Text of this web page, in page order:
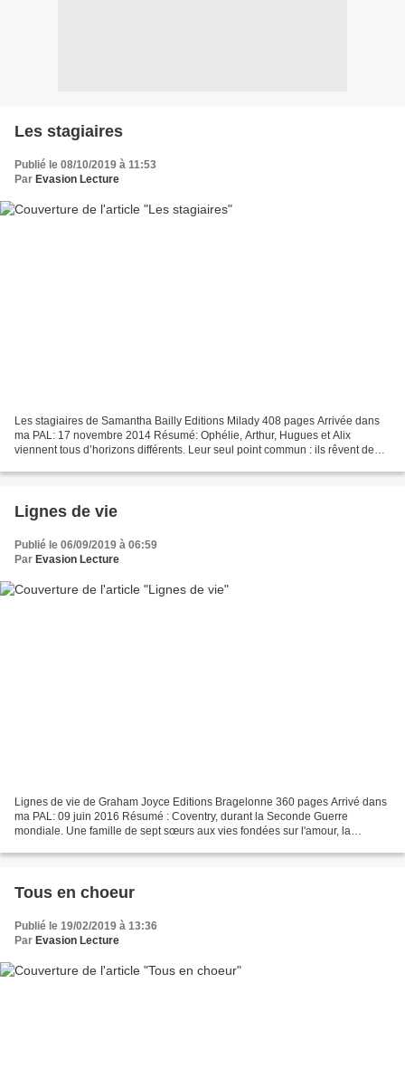
Les stagiaires
Publié le 08/10/2019 à 11:53
Par Evasion Lecture
Les stagiaires de Samantha Bailly Editions Milady 408 pages Arrivée dans
ma PAL: 17 novembre 2014 Résumé: Ophélie, Arthur, Hugues et Alix
viennent tous d’horizons différents. Leur seul point commun : ils rêvent de
Lignes de vie
Publié le 06/09/2019 à 06:59
Par Evasion Lecture
Lignes de vie de Graham Joyce Editions Bragelonne 360 pages Arrivé dans
ma PAL: 09 juin 2016 Résumé : Coventry, durant la Seconde Guerre
mondiale. Une famille de sept sœurs aux vies fondées sur l'amour, la
Tous en choeur
Publié le 19/02/2019 à 13:36
Par Evasion Lecture